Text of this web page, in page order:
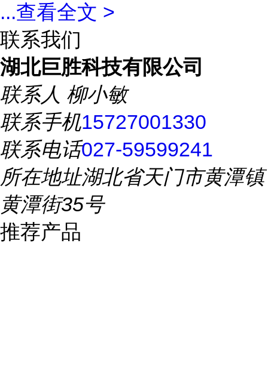
...查看全文 >
联系我们
湖北巨胜科技有限公司
联系人 柳小敏
联系手机15727001330
联系电话027-59599241
所在地址湖北省天门市黄潭镇
黄潭街35号
推荐产品